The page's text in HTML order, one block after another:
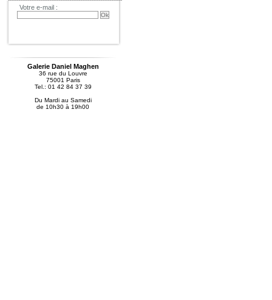
Votre e-mail :
Galerie Daniel Maghen
36 rue du Louvre
75001 Paris
Tel.: 01 42 84 37 39
Du Mardi au Samedi
de 10h30 à 19h00